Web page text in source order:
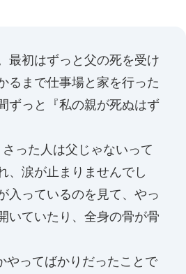
最初はずっと父の死を受け
るまで仕事場と家を行った
ずっと『私の親が死ぬはず
った人は父じゃないって
、涙が止まりませんでし
入っているのを見て、やっ
いていたり、全身の骨が骨
ってばかりだったことで